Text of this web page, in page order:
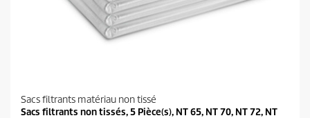
Sacs filtrants matériau non tissé
Sacs filtrants non tissés, 5 Pièce(s), NT 65, NT 70, NT 72, NT